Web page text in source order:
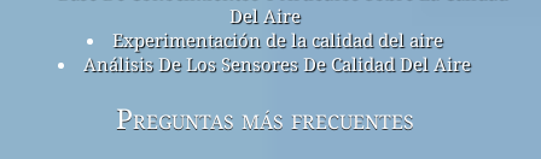
Del Aire
Experimentación de la calidad del aire
Análisis De Los Sensores De Calidad Del Aire
Preguntas más frecuentes